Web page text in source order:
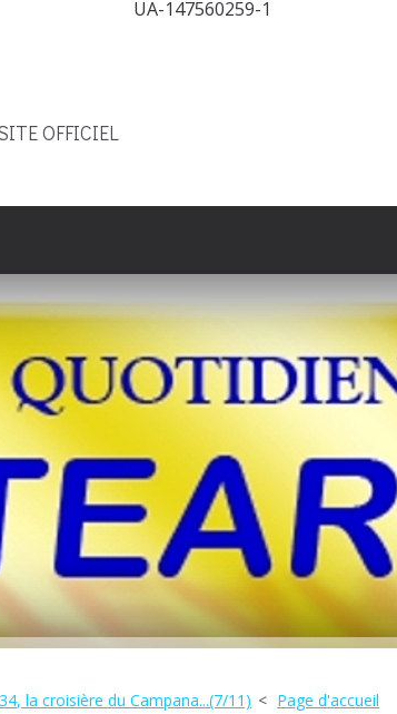
UA-147560259-1
OFFICIEL
la croisière du Campana...(7/11)
Page d'accueil